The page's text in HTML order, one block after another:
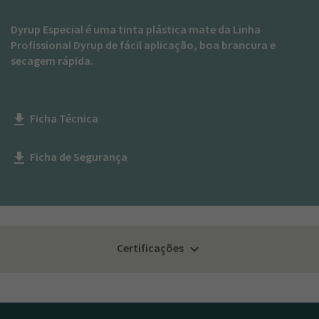
Dyrup Especial é uma tinta plástica mate da Linha
Profissional Dyrup de fácil aplicação, boa brancura e
secagem rápida.
get_app Ficha Técnica
get_app Ficha de Segurança
Certificações keyboard_arrow_down